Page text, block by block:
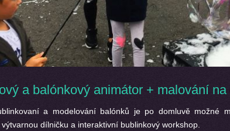
a balónkový animátor + malování na
a modelování balónků je po domluvě možné
dílničku a interaktivní bublinkový workshop.